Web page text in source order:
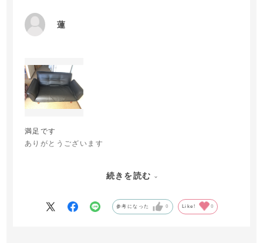
蓮
満足です
ありがとうございます
満足
【実際の商品とホームページの画像に違いはありました
続きを読む
参考になった 0 Like! 0